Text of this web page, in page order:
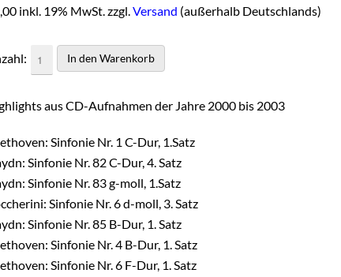
inkl. 19% MwSt. zzgl. Versand (außerhalb Deutschlands)
aus CD-Aufnahmen der Jahre 2000 bis 2003
Sinfonie Nr. 1 C-Dur, 1.Satz
Sinfonie Nr. 82 C-Dur, 4. Satz
Sinfonie Nr. 83 g-moll, 1.Satz
Sinfonie Nr. 6 d-moll, 3. Satz
Sinfonie Nr. 85 B-Dur, 1. Satz
Sinfonie Nr. 4 B-Dur, 1. Satz
Sinfonie Nr. 6 F-Dur, 1. Satz